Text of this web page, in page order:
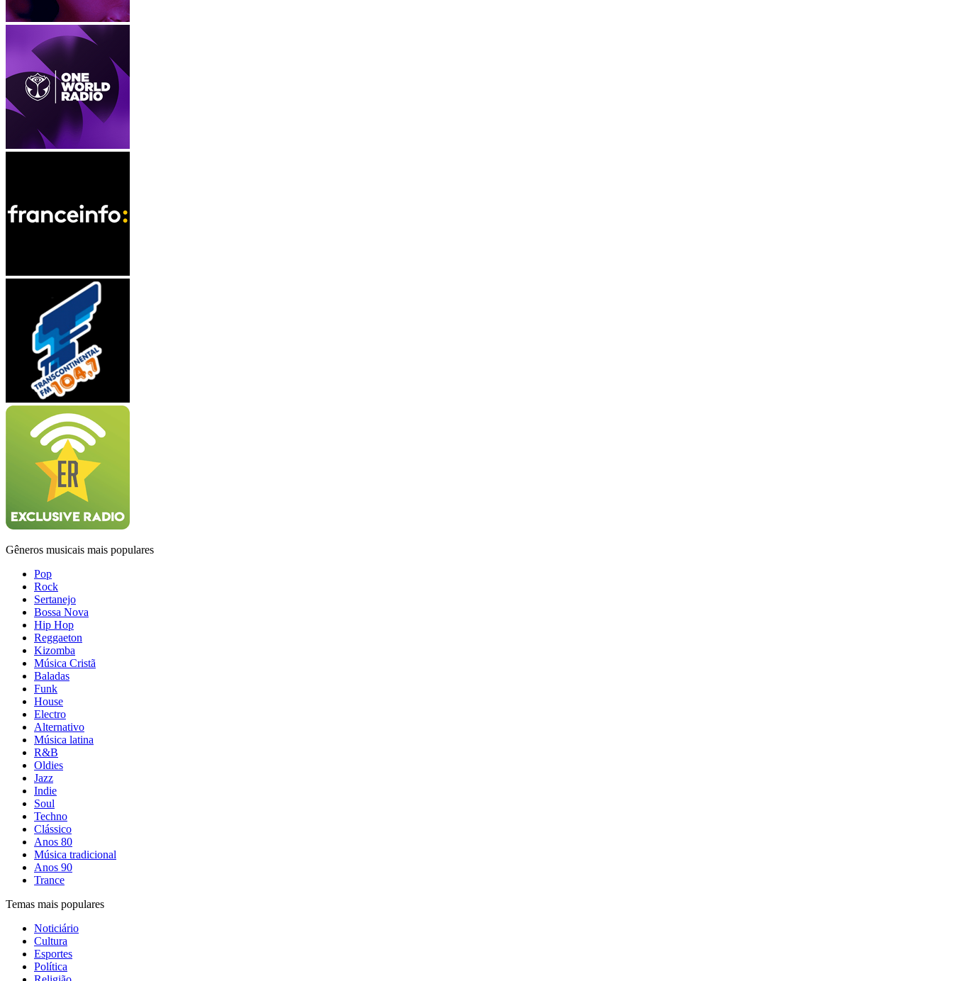
Gêneros musicais mais populares
Pop
Rock
Sertanejo
Bossa Nova
Hip Hop
Reggaeton
Kizomba
Música Cristã
Baladas
Funk
House
Electro
Alternativo
Música latina
R&B
Oldies
Jazz
Indie
Soul
Techno
Clássico
Anos 80
Música tradicional
Anos 90
Trance
Temas mais populares
Noticiário
Cultura
Esportes
Política